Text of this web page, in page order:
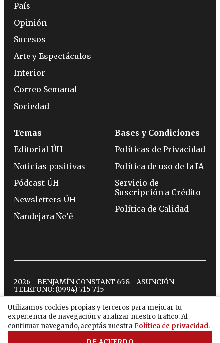
Utilizamos cookies propias y terceros para mejorar tu
experiencia de navegación y analizar nuestro tráfico. Al
continuar navegando, aceptás nuestra Política de privacidad.
País
Opinión
Sucesos
Arte y Espectáculos
Interior
Correo Semanal
Sociedad
Temas
Editorial ÚH
Noticias positivas
Pódcast ÚH
Newsletters ÚH
Ñandejara Ñe’ẽ
Bases y Condiciones
Políticas de Privacidad
Política de uso de la IA
Servicio de
Suscripción a Crédito
Política de Calidad
2026 - BENJAMÍN CONSTANT 658 - ASUNCIÓN -
TELÉFONO: (0994) 715 715
twitterinstagram
facebook
tiktokyoutubespotify